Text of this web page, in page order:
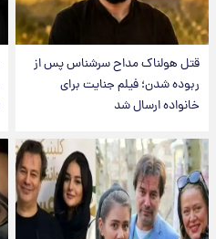
قتل هولناک مداح سرشناس پس از
ربوده شدن؛ فیلم جنایت برای
خانواده ارسال شد